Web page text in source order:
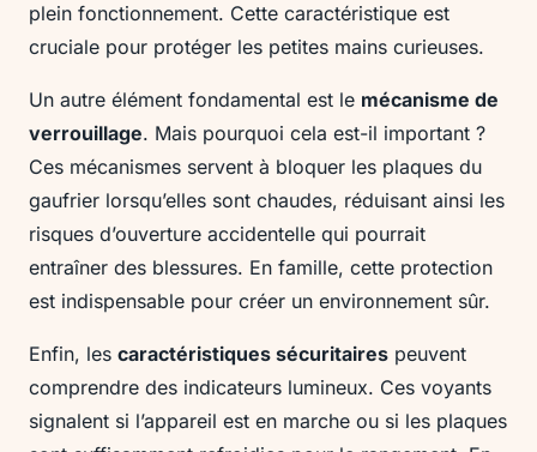
plein fonctionnement. Cette caractéristique est
cruciale pour protéger les petites mains curieuses.
Un autre élément fondamental est le mécanisme de
verrouillage. Mais pourquoi cela est-il important ?
Ces mécanismes servent à bloquer les plaques du
gaufrier lorsqu’elles sont chaudes, réduisant ainsi les
risques d’ouverture accidentelle qui pourrait
entraîner des blessures. En famille, cette protection
est indispensable pour créer un environnement sûr.
Enfin, les caractéristiques sécuritaires peuvent
comprendre des indicateurs lumineux. Ces voyants
signalent si l’appareil est en marche ou si les plaques